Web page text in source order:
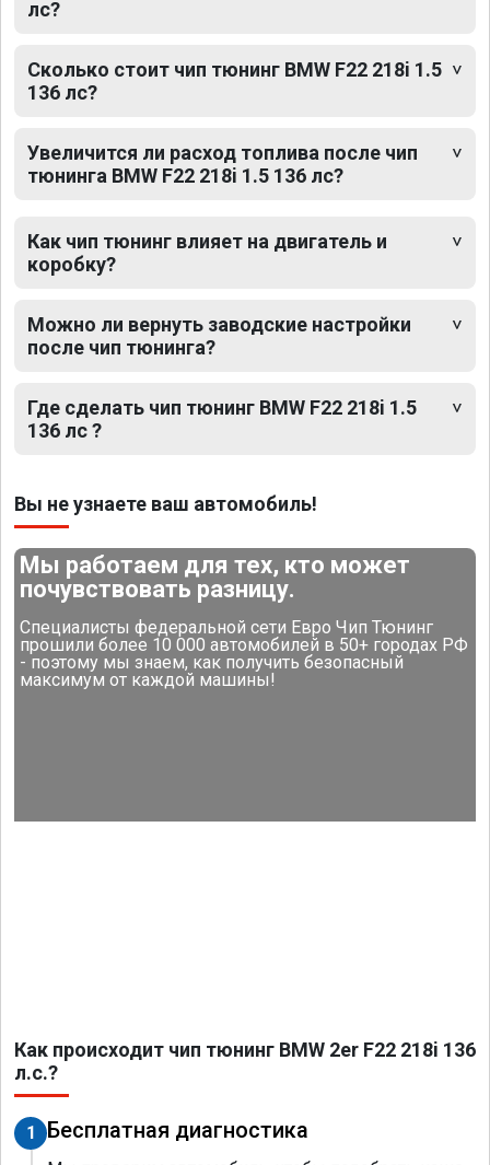
лс?
Сколько стоит чип тюнинг BMW F22 218i 1.5
136 лс?
Увеличится ли расход топлива после чип
тюнинга BMW F22 218i 1.5 136 лс?
Как чип тюнинг влияет на двигатель и
коробку?
Можно ли вернуть заводские настройки
после чип тюнинга?
Где сделать чип тюнинг BMW F22 218i 1.5
136 лс ?
Вы не узнаете ваш автомобиль!
Мы работаем для тех, кто может
почувствовать разницу.
Специалисты федеральной сети Евро Чип Тюнинг
прошили более 10 000 автомобилей в 50+ городах РФ
- поэтому мы знаем, как получить безопасный
максимум от каждой машины!
Как происходит чип тюнинг BMW 2er F22 218i 136
л.с.?
1 Бесплатная диагностика